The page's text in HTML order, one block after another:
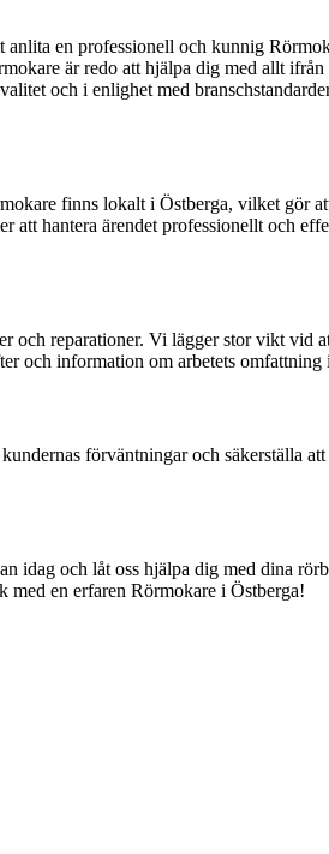
en professionell och kunnig
är redo att hjälpa dig med allt
och i enlighet med
finns lokalt i Östberga, vilket gör
hantera ärendet professionellt och
reparationer. Vi lägger stor vikt vid
och information om arbetets omfattning
förväntningar och säkerställa
idag och låt oss hjälpa dig med dina
med en erfaren Rörmokare i Östberga!